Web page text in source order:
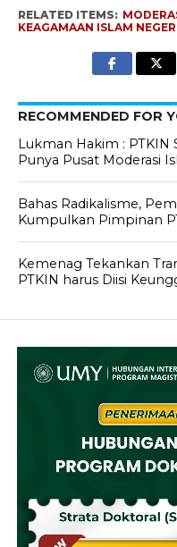
RELATED ITEMS:
KEAGAMAAN ISLAM
RECOMMENDED FOR
Lukman Hakim : PTKIN
Punya Pusat Moderasi
Bahas Radikalisme,
Kumpulkan Pimpinan
Kemenag Tekankan
PTKIN harus Diisi